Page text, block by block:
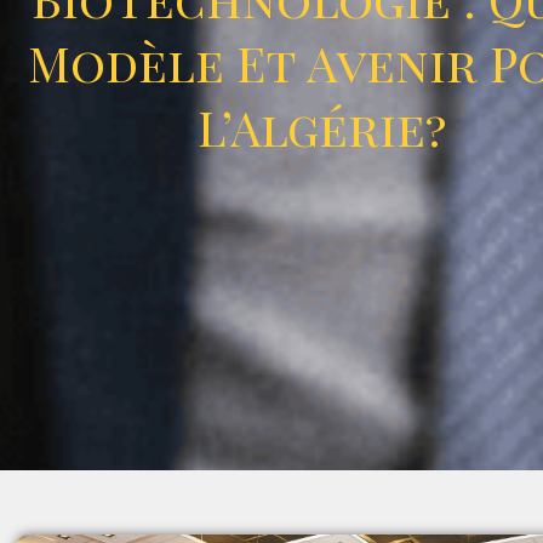
Modèle Et Avenir
L’Algérie?